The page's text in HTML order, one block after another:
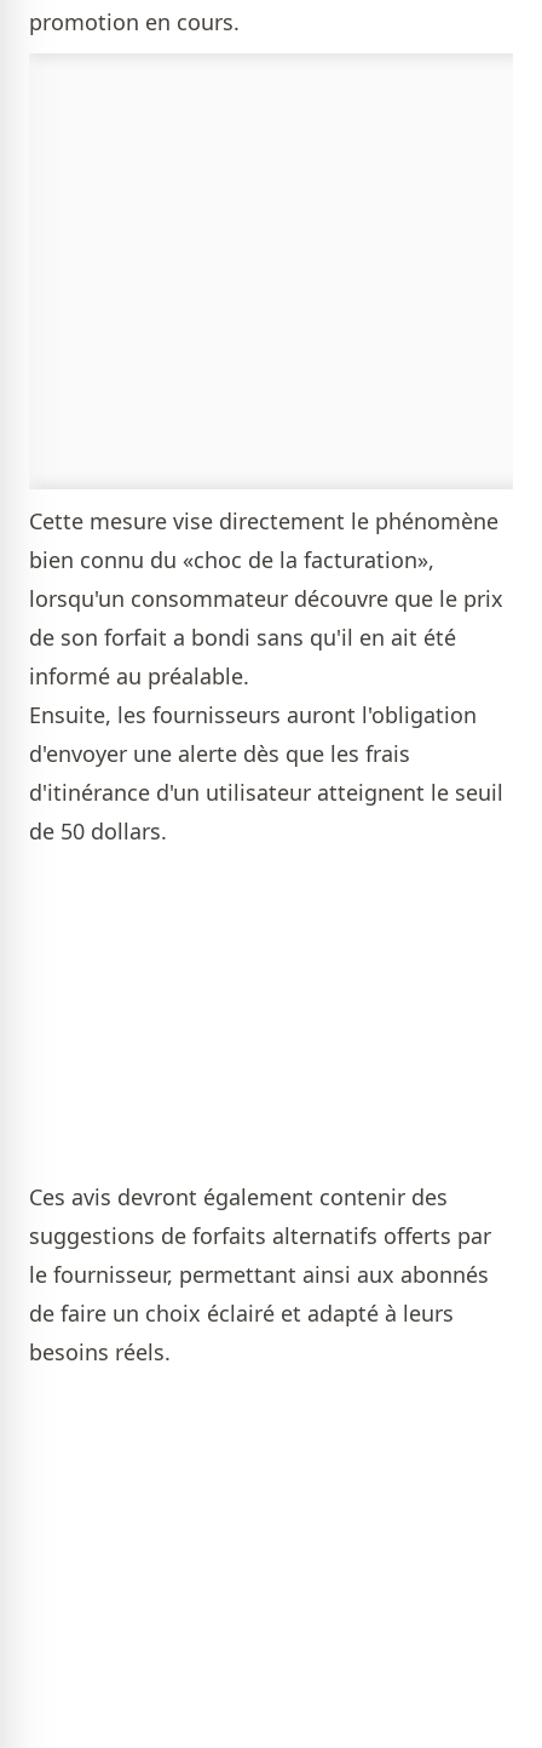
promotion en cours.
Cette mesure vise directement le phénomène
bien connu du «choc de la facturation»,
lorsqu'un consommateur découvre que le prix
de son forfait a bondi sans qu'il en ait été
informé au préalable.
Ensuite, les fournisseurs auront l'obligation
d'envoyer une alerte dès que les frais
d'itinérance d'un utilisateur atteignent le seuil
de 50 dollars.
Ces avis devront également contenir des
suggestions de forfaits alternatifs offerts par
le fournisseur, permettant ainsi aux abonnés
de faire un choix éclairé et adapté à leurs
besoins réels.